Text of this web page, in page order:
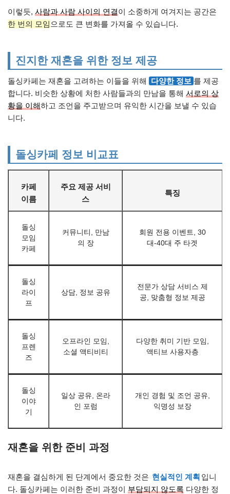
이렇듯, 사람과 사람 사이의 연결이 소중하게 여겨지는 공간은
한 번의 모임 으로도 큰 변화를 가져올 수 있습니다.
진지한 재혼을 위한 정보 제공
돌싱카페는 재혼을 고려하는 이들을 위해 다양한 정보 를 제공
합니다. 비슷한 상황에 처한 사람들과의 만남을 통해 서로의 상
황을 이해하고 조언을 주고받으며 유익한 시간을 보낼 수 있습
니다.
돌싱카페 정보 비교표
카페
이름
주요 제공 서비
스
특징
돌싱
모임
카페
커뮤니티, 만남
의 장
회원 전용 이벤트, 30
대-40대 주 타겟
돌싱
라이
프
상담, 정보 공유
전문가 상담 서비스 제
공, 맞춤형 정보 제공
돌싱
프렌
즈
오프라인 모임,
소셜 액티비티
다양한 취미 기반 모임,
액티브 사용자층
돌싱
이야
기
일상 공유, 온라
인 포럼
개인 경험 및 조언 공유,
익명성 보장
재혼을 위한 준비 과정
재혼을 결심하게 된 단계에서 중요한 것은 현실적인 계획 입니
다. 돌싱카페는 이러한 준비 과정이 부담되지 않도록 다양한 정